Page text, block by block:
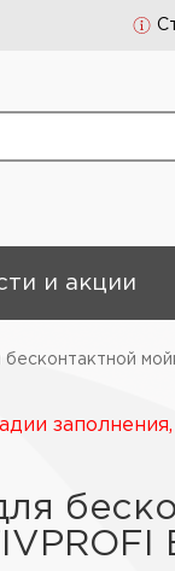
и акции
бесконтактной